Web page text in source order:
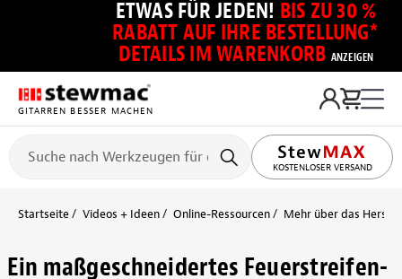
ETWAS FÜR JEDEN! BIS ZU 30 %
RABATT AUF IHRE BESTELLUNG*
DETAILS IM WARENKORB ANZEIGEN
GITARREN BESSER MACHEN
KOSTENLOSER VERSAND
Startseite Videos + Ideen Online-Ressourcen Mehr über das
Ein maßgeschneidertes Feuerstreifen-